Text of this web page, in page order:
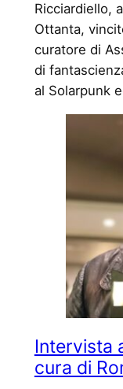
Ricciardiello,
Ottanta,
curatore di
di
al Solarpunk
Intervista
cura di